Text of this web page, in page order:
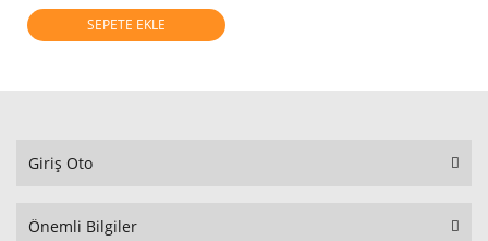
SEPETE EKLE
Giriş Oto
Önemli Bilgiler